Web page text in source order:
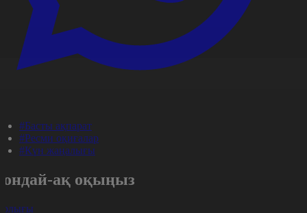
#Басты ақпарат
#Ресми оқиғалар
#Күн жаңалығы
ақ оқыңыз